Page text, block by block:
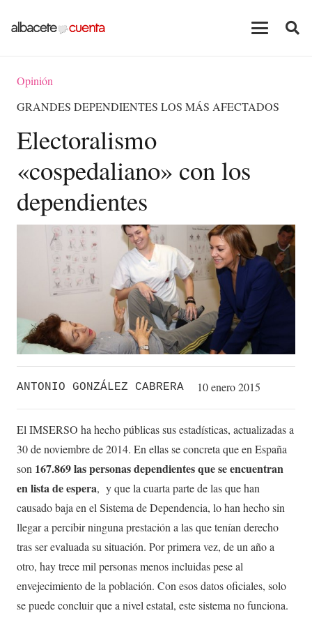
Opinión
GRANDES DEPENDIENTES LOS MÁS AFECTADOS
Electoralismo
«cospedaliano» con los
dependientes
ANTONIO GONZÁLEZ CABRERA 10 enero 2015
El IMSERSO ha hecho públicas sus estadísticas, actualizadas a
30 de noviembre de 2014. En ellas se concreta que en España
son 167.869 las personas dependientes que se encuentran
en lista de espera, y que la cuarta parte de las que han
causado baja en el Sistema de Dependencia, lo han hecho sin
llegar a percibir ninguna prestación a las que tenían derecho
tras ser evaluada su situación. Por primera vez, de un año a
otro, hay trece mil personas menos incluidas pese al
envejecimiento de la población. Con esos datos oficiales, solo
se puede concluir que a nivel estatal, este sistema no funciona.